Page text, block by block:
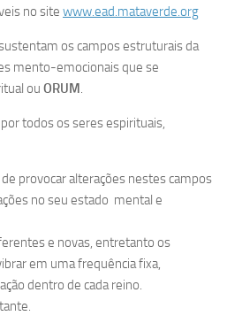
no site www.ead.mataverde.org
os campos estruturais da
mento-emocionais que se
ou ORUM .
todos os seres espirituais,
provocar alterações nestes campos
no seu estado mental e
e novas, entretanto os
em uma frequência fixa,
dentro de cada reino.